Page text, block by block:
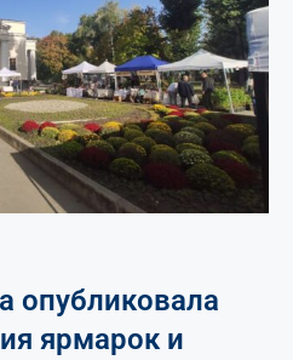
опубликовала
ярмарок и